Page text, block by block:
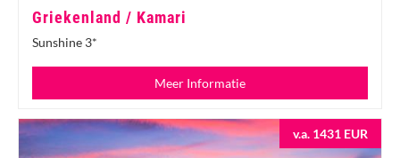
Griekenland / Kamari
Sunshine 3*
Meer Informatie
v.a. 1431 EUR